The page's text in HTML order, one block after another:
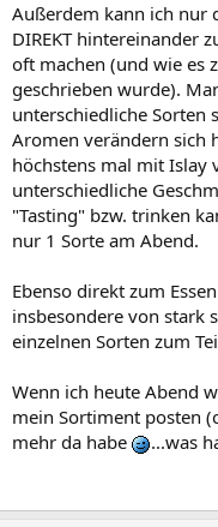
Außerdem kann ich nur
DIREKT hintereinander
oft machen (und wie es
geschrieben wurde).
unterschiedliche Sorten
Aromen verändern sich
höchstens mal mit Islay
unterschiedliche
"Tasting" bzw. trinken
nur 1 Sorte am Abend.
Ebenso direkt zum
insbesondere von stark
einzelnen Sorten zum
Wenn ich heute Abend
mein Sortiment posten
mehr da habe
...was